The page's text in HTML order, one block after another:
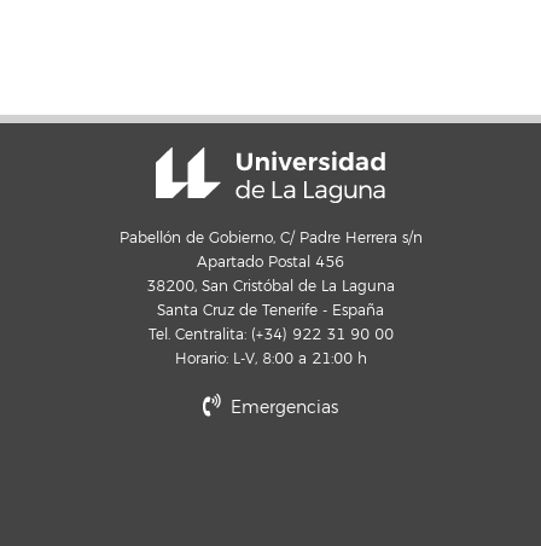
Pabellón de Gobierno, C/ Padre Herrera s/n
Apartado Postal 456
38200, San Cristóbal de La Laguna
Santa Cruz de Tenerife - España
Tel. Centralita: (+34) 922 31 90 00
Horario: L-V, 8:00 a 21:00 h
Emergencias